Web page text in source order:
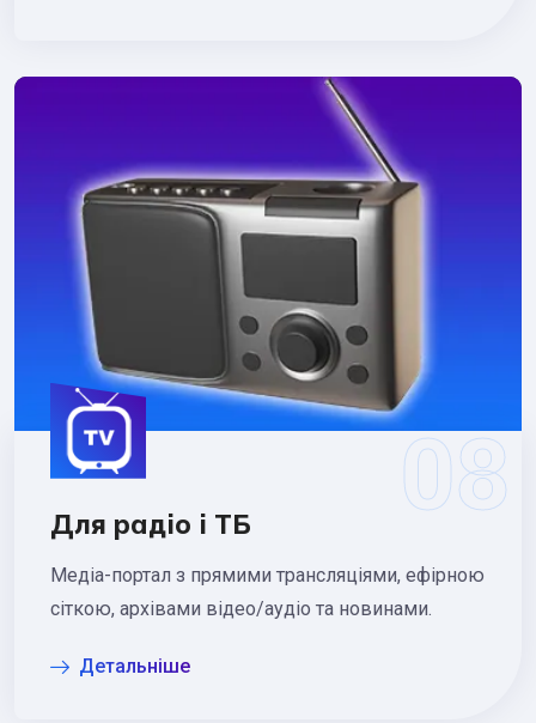
Для радіо і ТБ
Медіа-портал з прямими трансляціями, ефірною
сіткою, архівами відео/аудіо та новинами.
Детальніше